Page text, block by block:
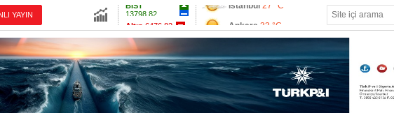
Altın6476.82
Euro54.9363 Antalya29 °C
Muğla 29 °C
Çanakkale 35 °C